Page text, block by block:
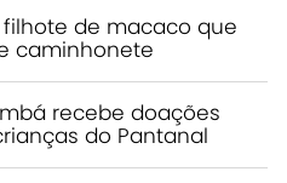
de macaco que
caminhonete
recebe doações
do Pantanal